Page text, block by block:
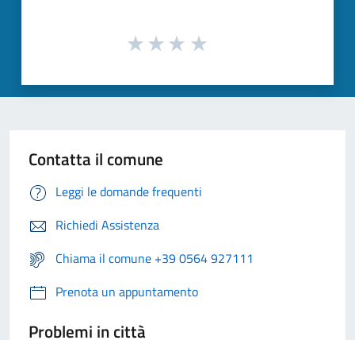
Contatta il comune
Leggi le domande frequenti
Richiedi Assistenza
Chiama il comune +39 0564 927111
Prenota un appuntamento
Problemi in città